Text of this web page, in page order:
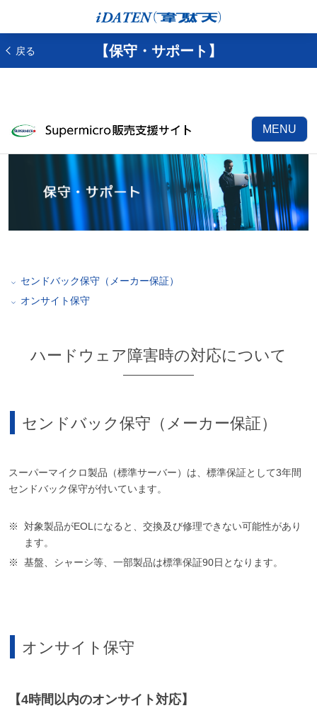
戻る 【保守・サポート】
MENU
センドバック保守（メーカー保証）
オンサイト保守
ハードウェア障害時の対応について
センドバック保守（メーカー保証）
スーパーマイクロ製品（標準サーバー）は、標準保証として3年間
センドバック保守が付いています。
対象製品がEOLになると、交換及び修理できない可能性があり
ます。
基盤、シャーシ等、一部製品は標準保証90日となります。
オンサイト保守
【4時間以内のオンサイト対応】